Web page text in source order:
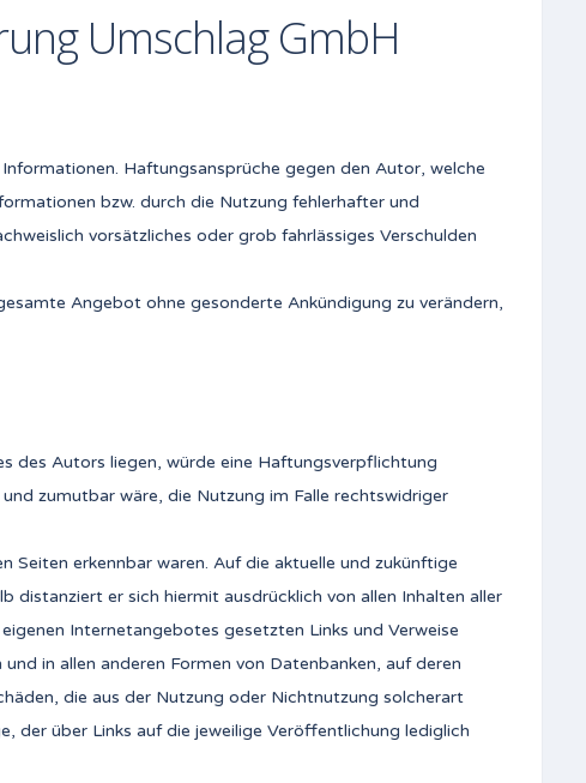
Umschlag GmbH
Haftungsansprüche gegen den Autor, welche
bzw. durch die Nutzung fehlerhafter und
vorsätzliches oder grob fahrlässiges Verschulden
Angebot ohne gesonderte Ankündigung zu verändern,
des Autors liegen, würde eine Haftungsverpflichtung
zumutbar wäre, die Nutzung im Falle rechtswidriger
Seiten erkennbar waren. Auf die aktuelle und zukünftige
distanziert er sich hiermit ausdrücklich von allen Inhalten aller
Internetangebotes gesetzten Links und Verweise
in allen anderen Formen von Datenbanken, auf deren
die aus der Nutzung oder Nichtnutzung solcherart
der über Links auf die jeweilige Veröffentlichung lediglich